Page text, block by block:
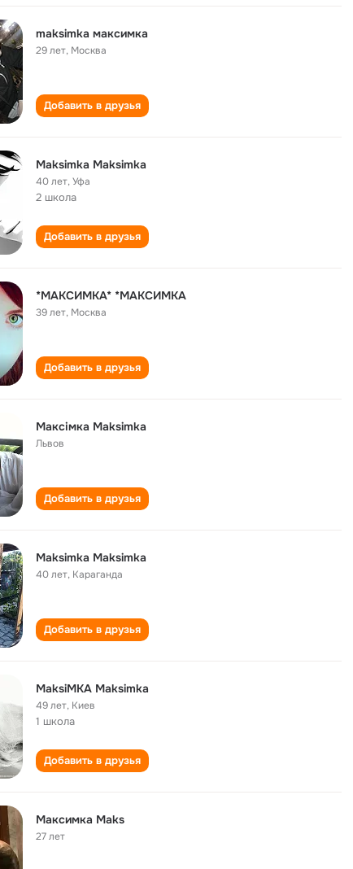
maksimka максимка
29 лет, Москва
Добавить в друзья
Maksimka Maksimka
40 лет,Уфа
2 школа
Добавить в друзья
*МАКСИМКА* *МАКСИМКА
39 лет, Москва
Добавить в друзья
Максімка Maksimka
Львов
Добавить в друзья
Maksimka Maksimka
40 лет, Караганда
Добавить в друзья
MaksiMKA Maksimka
49 лет, Киев
1 школа
Добавить в друзья
Максимка Maks
27 лет